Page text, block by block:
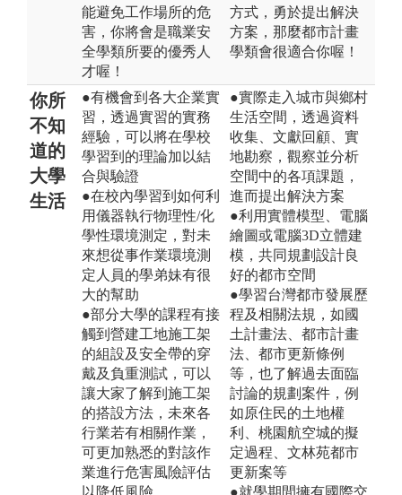
能避免工作場所的危
害，你將會是職業安
全學類所要的優秀人
才喔！
方式，勇於提出解決
方案，那麼都市計畫
學類會很適合你喔！
你所
不知
道的
大學
生活
●有機會到各大企業實
習，透過實習的實務
經驗，可以將在學校
學習到的理論加以結
合與驗證
●在校內學習到如何利
用儀器執行物理性/化
學性環境測定，對未
來想從事作業環境測
定人員的學弟妹有很
大的幫助
●部分大學的課程有接
觸到營建工地施工架
的組設及安全帶的穿
戴及負重測試，可以
讓大家了解到施工架
的搭設方法，未來各
行業若有相關作業，
可更加熟悉的對該作
業進行危害風險評估
以降低風險
●實際走入城市與鄉村
生活空間，透過資料
收集、文獻回顧、實
地勘察，觀察並分析
空間中的各項課題，
進而提出解決方案
●利用實體模型、電腦
繪圖或電腦3D立體建
模，共同規劃設計良
好的都市空間
●學習台灣都市發展歷
程及相關法規，如國
土計畫法、都市計畫
法、都市更新條例
等，也了解過去面臨
討論的規劃案件，例
如原住民的土地權
利、桃園航空城的擬
定過程、文林苑都市
更新案等
●就學期間擁有國際交